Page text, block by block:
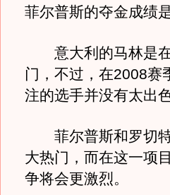
菲尔普斯的夺金成绩
意大利的马林是在
门，不过，在2008赛
注的选手并没有太出
菲尔普斯和罗切特
大热门，而在这一项
争将会更激烈。